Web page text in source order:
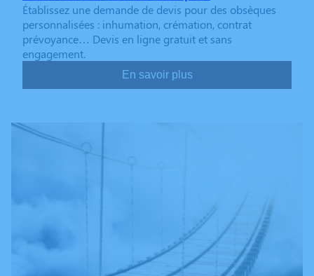
Établissez une demande de devis pour des obsèques
personnalisées : inhumation, crémation, contrat
prévoyance… Devis en ligne gratuit et sans
engagement.
En savoir plus